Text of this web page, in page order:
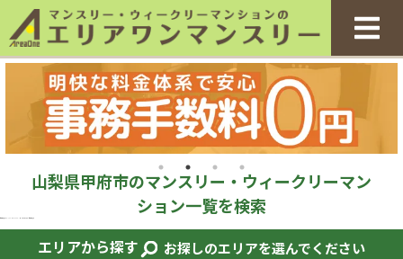
山梨県甲府市のマンスリー・ウィークリーマン
ション一覧を検索
エリアから探す お探しのエリアを選んでください